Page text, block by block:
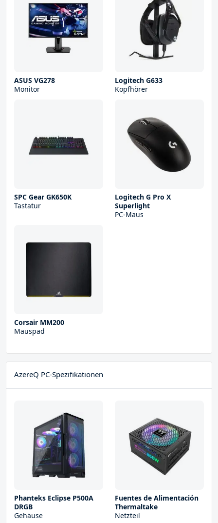
ASUS VG278
Monitor
Logitech G633
Kopfhörer
SPC Gear GK650K
Tastatur
Logitech G Pro X
Superlight
PC-Maus
Corsair MM200
Mauspad
AzereQ PC-Spezifikationen
Phanteks Eclipse P500A
DRGB
Gehäuse
Fuentes de Alimentación
Thermaltake
Netzteil